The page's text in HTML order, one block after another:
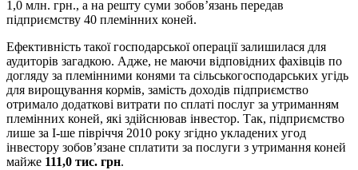
1,0 млн. грн., а на решту суми зобов’язань передав
підприємству 40 племінних коней.
Ефективність такої господарської операції залишилася для
аудиторів загадкою. Адже, не маючи відповідних фахівців по
догляду за племінними конями та сільськогосподарських угідь
для вирощування кормів, замість доходів підприємство
отримало додаткові витрати по сплаті послуг за утриманням
племінних коней, які здійснював інвестор. Так, підприємство
лише за I-ше півріччя 2010 року згідно укладених угод
інвестору зобов’язане сплатити за послуги з утримання коней
майже 111,0 тис. грн.